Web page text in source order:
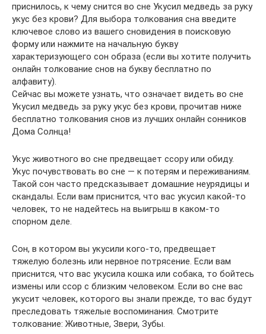
приснилось, к чему снится во сне Укусил медведь за руку
укус без крови? Для выбора толкования сна введите
ключевое слово из вашего сновидения в поисковую
форму или нажмите на начальную букву
характеризующего сон образа (если вы хотите получить
онлайн толкование снов на букву бесплатно по
алфавиту).
Сейчас вы можете узнать, что означает видеть во сне
Укусил медведь за руку укус без крови, прочитав ниже
бесплатно толкования снов из лучших онлайн сонников
Дома Солнца!
Укус животного во сне предвещает ссору или обиду.
Укус почувствовать во сне — к потерям и переживаниям.
Такой сон часто предсказывает домашние неурядицы и
скандалы. Если вам приснится, что вас укусил какой-то
человек, то не надейтесь на выигрыш в каком-то
спорном деле.
Сон, в котором вы укусили кого-то, предвещает
тяжелую болезнь или нервное потрясение. Если вам
приснится, что вас укусила кошка или собака, то бойтесь
измены или ссор с близким человеком. Если во сне вас
укусит человек, которого вы знали прежде, то вас будут
преследовать тяжелые воспоминания. Смотрите
толкование: Животные, Звери, Зубы.